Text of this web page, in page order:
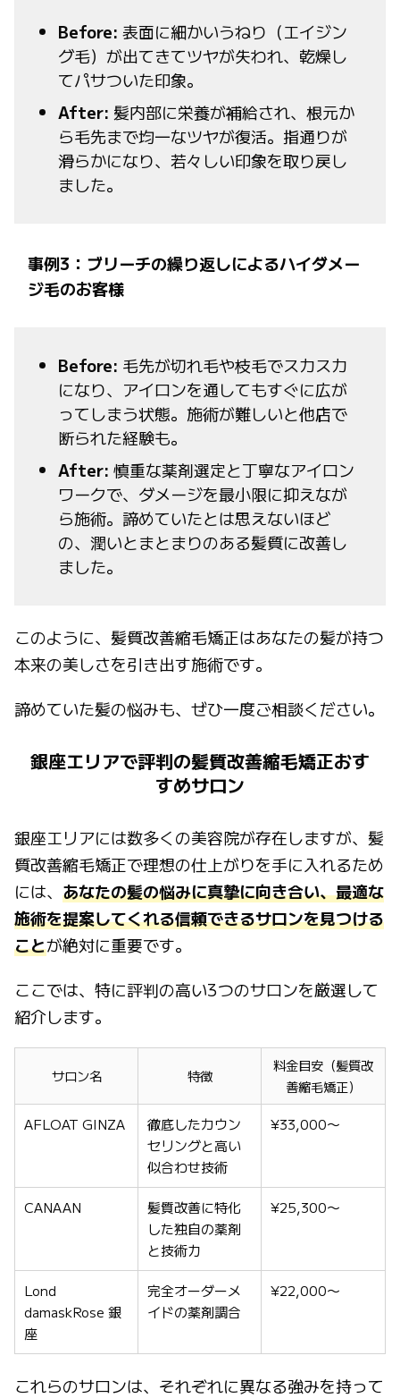
Before: 表面に細かいうねり（エイジン
グ毛）が出てきてツヤが失われ、乾燥し
てパサついた印象。
After: 髪内部に栄養が補給され、根元か
ら毛先まで均一なツヤが復活。指通りが
滑らかになり、若々しい印象を取り戻し
ました。
事例3：ブリーチの繰り返しによるハイダメー
ジ毛のお客様
Before: 毛先が切れ毛や枝毛でスカスカ
になり、アイロンを通してもすぐに広が
ってしまう状態。施術が難しいと他店で
断られた経験も。
After: 慎重な薬剤選定と丁寧なアイロン
ワークで、ダメージを最小限に抑えなが
ら施術。諦めていたとは思えないほど
の、潤いとまとまりのある髪質に改善し
ました。
このように、髪質改善縮毛矯正はあなたの髪が持つ
本来の美しさを引き出す施術です。
諦めていた髪の悩みも、ぜひ一度ご相談ください。
銀座エリアで評判の髪質改善縮毛矯正おす
すめサロン
銀座エリアには数多くの美容院が存在しますが、髪
質改善縮毛矯正で理想の仕上がりを手に入れるため
には、 あなたの髪の悩みに真摯に向き合い、最適な
施術を提案してくれる信頼できるサロンを見つける
ことが絶対に重要です。
ここでは、特に評判の高い3つのサロンを厳選して
紹介します。
サロン名 特徴
料金目安（髪質改
善縮毛矯正）
AFLOAT GINZA
徹底したカウン
セリングと高い
似合わせ技術
¥33,000〜
CANAAN
髪質改善に特化
した独自の薬剤
と技術力
¥25,300〜
Lond
damaskRose 銀
座
完全オーダーメ
イドの薬剤調合
¥22,000〜
これらのサロンは、それぞれに異なる強みを持って